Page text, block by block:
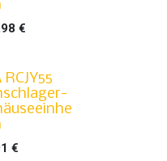
€
€